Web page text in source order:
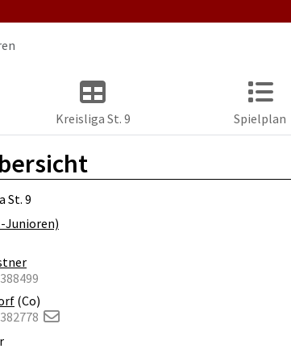
Kreisliga St. 9 Spielplan
St. 9
Junioren)
(Co)